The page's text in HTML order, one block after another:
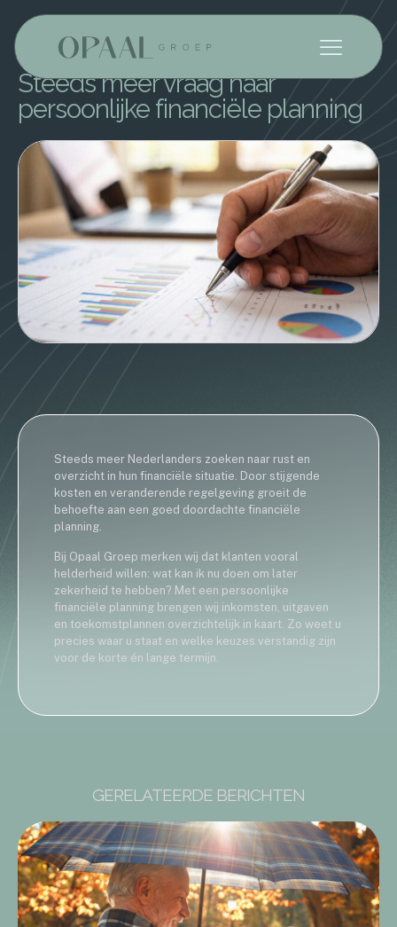
Nederlands
Steeds meer vraag naar
persoonlijke financiële planning
Steeds meer Nederlanders zoeken naar rust en
overzicht in hun financiële situatie. Door stijgende
kosten en veranderende regelgeving groeit de
behoefte aan een goed doordachte financiële
planning.
Bij Opaal Groep merken wij dat klanten vooral
helderheid willen: wat kan ik nu doen om later
zekerheid te hebben? Met een persoonlijke
financiële planning brengen wij inkomsten, uitgaven
en toekomstplannen overzichtelijk in kaart. Zo weet u
precies waar u staat en welke keuzes verstandig zijn
voor de korte én lange termijn.
GERELATEERDE BERICHTEN